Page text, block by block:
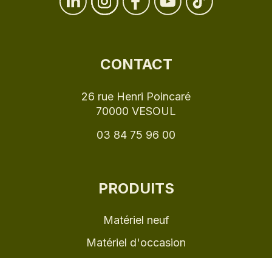
CONTACT
26 rue Henri Poincaré
70000 VESOUL
03 84 75 96 00
PRODUITS
Matériel neuf
Matériel d'occasion